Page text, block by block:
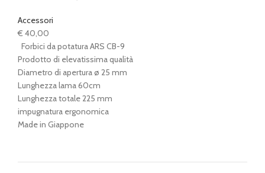
Accessori
€ 40,00
Forbici da potatura ARS CB-9
Prodotto di elevatissima qualità
Diametro di apertura ø 25 mm
Lunghezza lama 60cm
Lunghezza totale 225 mm
impugnatura ergonomica
Made in Giappone